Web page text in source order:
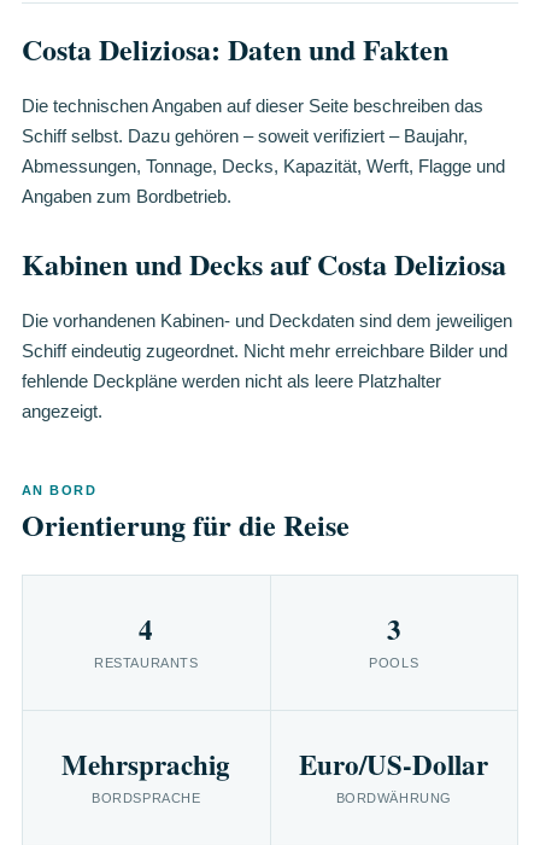
Costa Deliziosa: Daten und Fakten
Die technischen Angaben auf dieser Seite beschreiben das
Schiff selbst. Dazu gehören – soweit verifiziert – Baujahr,
Abmessungen, Tonnage, Decks, Kapazität, Werft, Flagge und
Angaben zum Bordbetrieb.
Kabinen und Decks auf Costa Deliziosa
Die vorhandenen Kabinen- und Deckdaten sind dem jeweiligen
Schiff eindeutig zugeordnet. Nicht mehr erreichbare Bilder und
fehlende Deckpläne werden nicht als leere Platzhalter
angezeigt.
AN BORD
Orientierung für die Reise
4
RESTAURANTS
3
POOLS
Mehrsprachig
BORDSPRACHE
Euro/US-Dollar
BORDWÄHRUNG